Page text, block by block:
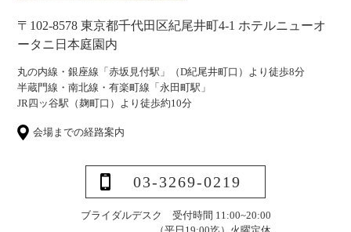
〒102-8578 東京都千代田区紀尾井町4-1 ホテルニューオ
ータニ日本庭園内
丸の内線・銀座線「赤坂見付駅」（D紀尾井町口）より徒歩8分
半蔵門線・南北線・有楽町線「永田町駅」
JR四ッ谷駅（麹町口）より徒歩約10分
会場までの経路案内
03-3269-0219
ブライダルデスク 受付時間 11:00~20:00